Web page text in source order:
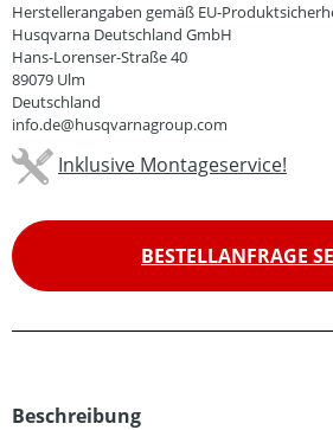
Herstellerangaben gemäß EU-
Husqvarna Deutschland GmbH
Hans-Lorenser-Straße 40
89079 Ulm
Deutschland
info.de@husqvarnagroup.com
Inklusive Montageservice!
BESTELLANFRAGE
Beschreibung